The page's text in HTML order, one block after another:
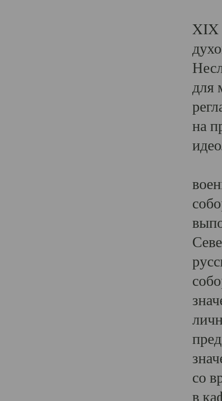
XIX
для
на
со
в